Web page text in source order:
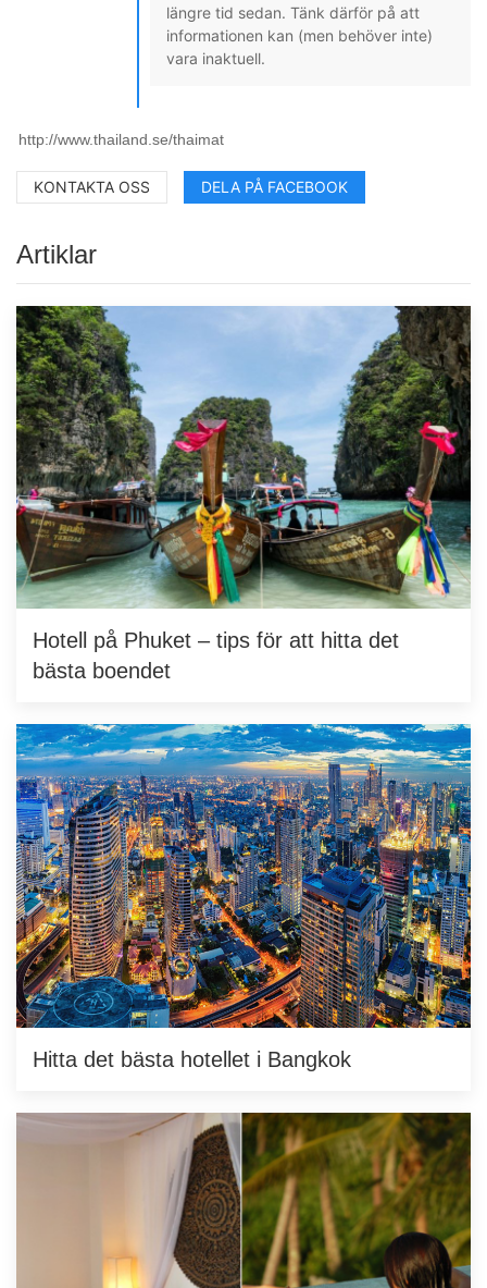
längre tid sedan. Tänk därför på att
informationen kan (men behöver inte)
vara inaktuell.
KONTAKTA OSS DELA PÅ FACEBOOK
Artiklar
Hotell på Phuket – tips för att hitta det
bästa boendet
Hitta det bästa hotellet i Bangkok